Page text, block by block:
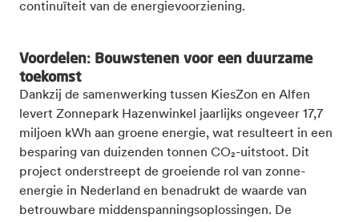
continuïteit van de energievoorziening.
Voordelen: Bouwstenen voor een duurzame
toekomst
Dankzij de samenwerking tussen KiesZon en Alfen
levert Zonnepark Hazenwinkel jaarlijks ongeveer 17,7
miljoen kWh aan groene energie, wat resulteert in een
besparing van duizenden tonnen CO₂-uitstoot. Dit
project onderstreept de groeiende rol van zonne-
energie in Nederland en benadrukt de waarde van
betrouwbare middenspanningsoplossingen. De